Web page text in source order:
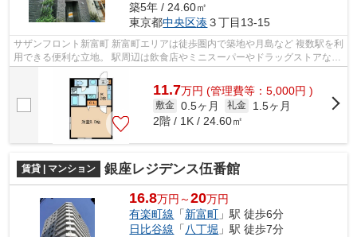
築5年 / 24.60㎡
東京都中央区湊３丁目13-15
サザンフロント新富町 新富町エリアは徒歩圏内で築地や月島など 複数駅を利
用できる便利な立地。 駅周辺は飲食店やミニスーパーやドラッグストアなど
もあり ちょっとした買い物など...
11.7万円 (管理費等：5,000円 )
敷金 0.5ヶ月 礼金
1.5ヶ月
2階 / 1K / 24.60㎡
賃貸 | マンション 銀座レジデンス伍番館
16.8万円～20万円
有楽町線 「新富町 」駅 徒歩6分
日比谷線 「 八丁堀 」駅 徒歩7分